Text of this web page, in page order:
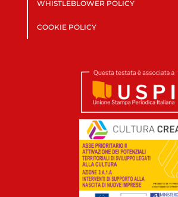
WHISTLEBLOWER POLICY
COOKIE POLICY